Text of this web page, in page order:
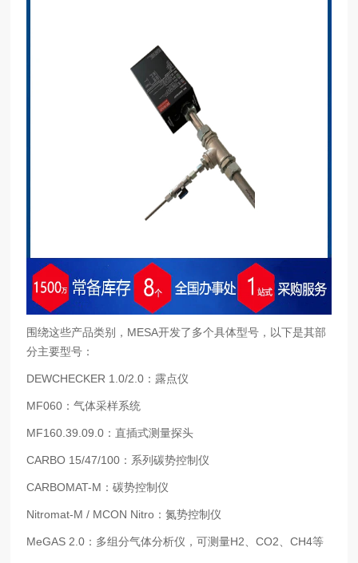
围绕这些产品类别，MESA开发了多个具体型号，以下是其部
分主要型号：
DEWCHECKER 1.0/2.0：露点仪
MF060：气体采样系统
MF160.39.09.0：直插式测量探头
CARBO 15/47/100：系列碳势控制仪
CARBOMAT-M：碳势控制仪
Nitromat-M / MCON Nitro：氮势控制仪
MeGAS 2.0：多组分气体分析仪，可测量H2、CO2、CH4等